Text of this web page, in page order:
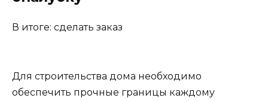
В итоге: сделать заказ
Для строительства дома необходимо
обеспечить прочные границы каждому